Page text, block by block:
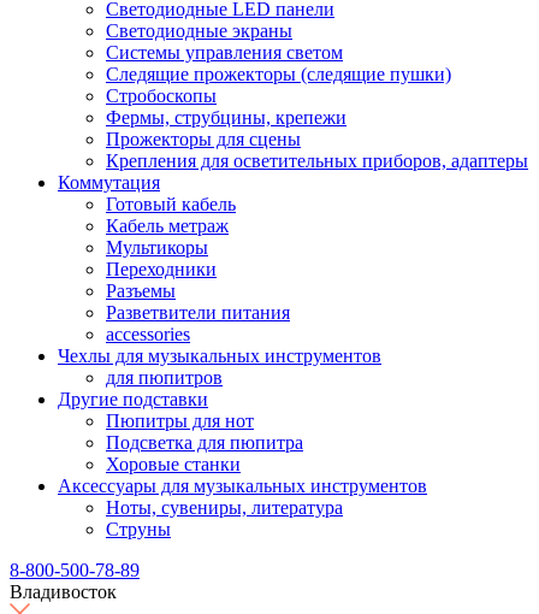
Светодиодные LED панели
Светодиодные экраны
Системы управления светом
Следящие прожекторы (следящие пушки)
Стробоскопы
Фермы, струбцины, крепежи
Прожекторы для сцены
Крепления для осветительных приборов, адаптеры
Коммутация
Готовый кабель
Кабель метраж
Мультикоры
Переходники
Разъемы
Разветвители питания
accessories
Чехлы для музыкальных инструментов
для пюпитров
Другие подставки
Пюпитры для нот
Подсветка для пюпитра
Хоровые станки
Аксессуары для музыкальных инструментов
Ноты, сувениры, литература
Струны
8-800-500-78-89
Владивосток